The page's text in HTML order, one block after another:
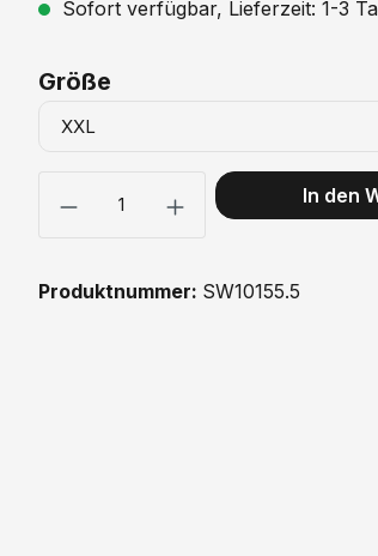
Sofort verfügbar, Lieferzeit: 1-3
Größe
Produkt Anzahl: Gib den gewünschten
In den
Produktnummer: SW10155.5